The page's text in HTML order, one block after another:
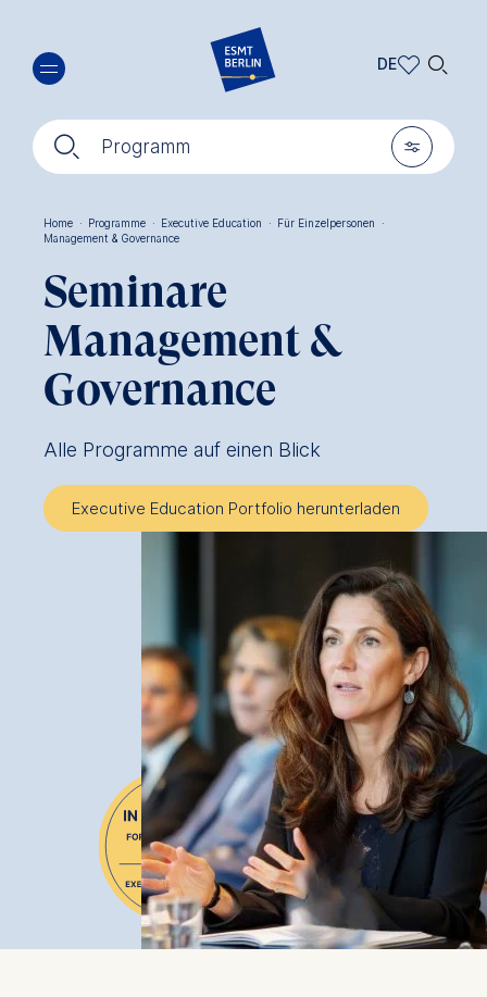
zum
Inhalt
🔍︎ Programm 🎚︎
DE
EN
🔍︎
Home · Programme · Executive Education · Für Einzelpersonen
·
Management & Governance
Seminare
Management &
Governance
Alle Programme auf einen Blick
Executive Education Portfolio herunterladen